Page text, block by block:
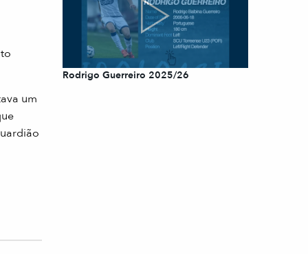
um
Rodrigo Guerreiro 2025/26